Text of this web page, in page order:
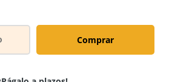
Comprar